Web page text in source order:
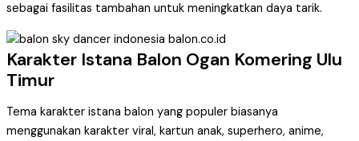
sebagai fasilitas tambahan untuk meningkatkan daya tarik.
Karakter Istana Balon Ogan Komering Ulu
Timur
Tema karakter istana balon yang populer biasanya
menggunakan karakter viral, kartun anak, superhero, anime,